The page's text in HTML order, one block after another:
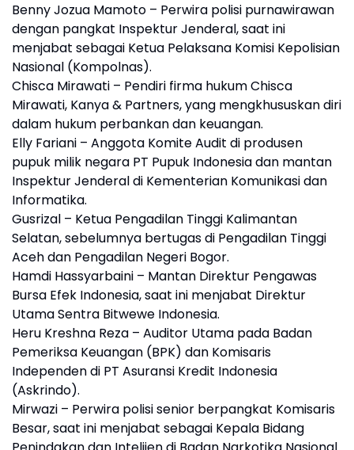
Benny Jozua Mamoto – Perwira polisi purnawirawan
dengan pangkat Inspektur Jenderal, saat ini
menjabat sebagai Ketua Pelaksana Komisi Kepolisian
Nasional (Kompolnas).
Chisca Mirawati – Pendiri firma hukum Chisca
Mirawati, Kanya & Partners, yang mengkhususkan diri
dalam hukum perbankan dan keuangan.
Elly Fariani – Anggota Komite Audit di produsen
pupuk milik negara PT Pupuk Indonesia dan mantan
Inspektur Jenderal di Kementerian Komunikasi dan
Informatika.
Gusrizal – Ketua Pengadilan Tinggi Kalimantan
Selatan, sebelumnya bertugas di Pengadilan Tinggi
Aceh dan Pengadilan Negeri Bogor.
Hamdi Hassyarbaini – Mantan Direktur Pengawas
Bursa Efek Indonesia, saat ini menjabat Direktur
Utama Sentra Bitwewe Indonesia.
Heru Kreshna Reza – Auditor Utama pada Badan
Pemeriksa Keuangan (BPK) dan Komisaris
Independen di PT Asuransi Kredit Indonesia
(Askrindo).
Mirwazi – Perwira polisi senior berpangkat Komisaris
Besar, saat ini menjabat sebagai Kepala Bidang